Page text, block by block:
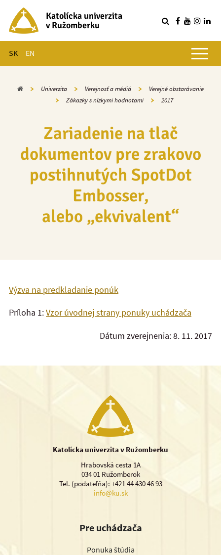
Katolícka univerzita
v Ružomberku
SK EN
Hlavné menu
Domov Univerzita Verejnosť a médiá
Verejné obstarávanie
Zákazky s nízkymi hodnotami
2017
Zariadenie na tlač
dokumentov pre zrakovo
postihnutých SpotDot
Embosser,
alebo „ekvivalent“
Výzva na predkladanie ponúk
Príloha 1:Vzor úvodnej strany ponuky uchádzača
Dátum zverejnenia: 8. 11. 2017
Katolícka univerzita v Ružomberku
Hrabovská cesta 1A
034 01 Ružomberok
Tel. (podateľňa): +421 44 430 46 93
info@ku.sk
Pre uchádzača
Ponuka štúdia